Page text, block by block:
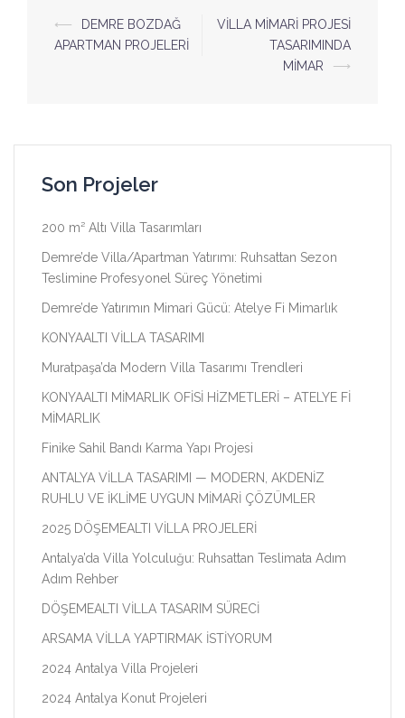
Yazı
dolaşımı
⟵
DEMRE BOZDAĞ
APARTMAN PROJELERİ
VİLLA MİMARİ PROJESİ
TASARIMINDA
MİMAR
⟶
Son Projeler
200 m² Altı Villa Tasarımları
Demre’de Villa/Apartman Yatırımı: Ruhsattan Sezon
Teslimine Profesyonel Süreç Yönetimi
Demre’de Yatırımın Mimari Gücü: Atelye Fi Mimarlık
KONYAALTI VİLLA TASARIMI
Muratpaşa’da Modern Villa Tasarımı Trendleri
KONYAALTI MİMARLIK OFİSİ HİZMETLERİ – ATELYE Fİ
MİMARLIK
Finike Sahil Bandı Karma Yapı Projesi
ANTALYA VİLLA TASARIMI — MODERN, AKDENİZ
RUHLU VE İKLİME UYGUN MİMARİ ÇÖZÜMLER
2025 DÖŞEMEALTI VİLLA PROJELERİ
Antalya’da Villa Yolculuğu: Ruhsattan Teslimata Adım
Adım Rehber
DÖŞEMEALTI VİLLA TASARIM SÜRECİ
ARSAMA VİLLA YAPTIRMAK İSTİYORUM
2024 Antalya Villa Projeleri
2024 Antalya Konut Projeleri